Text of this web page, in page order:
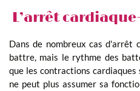
L’arrêt
Dans de nombreux cas d'arrêt
battre, mais le rythme des
que les contractions
ne peut plus assumer sa